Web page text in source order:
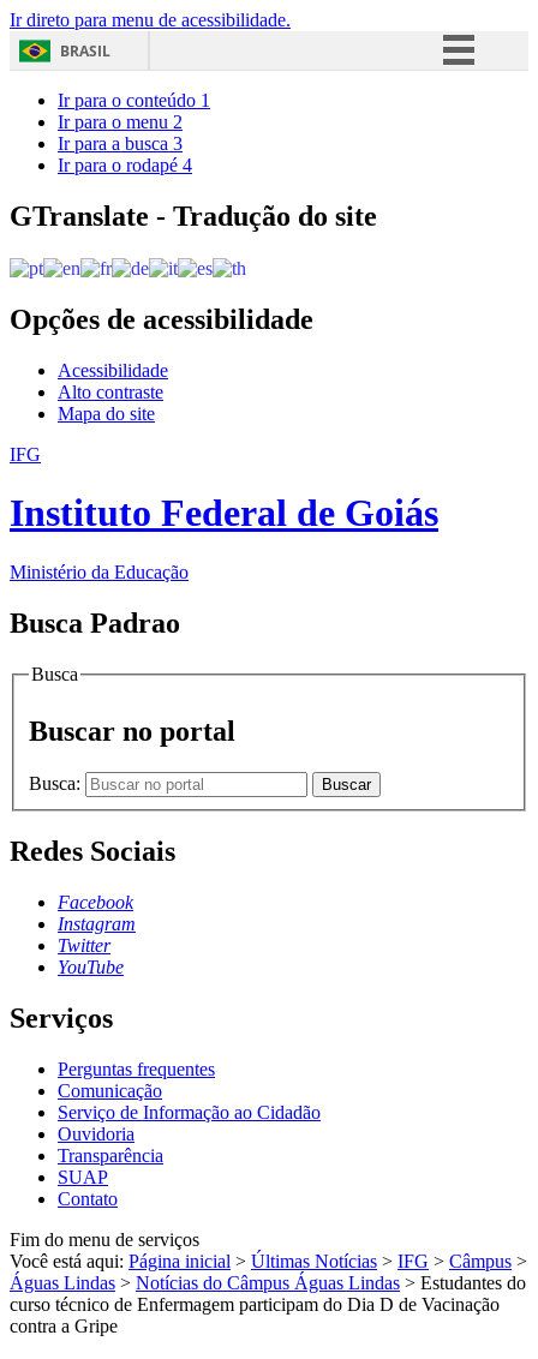
Ir direto para menu de acessibilidade.
BRASIL
Acesso à informação
Ir para o conteúdo 1
Ir para o menu 2
Ir para a busca 3
Ir para o rodapé 4
GTranslate - Tradução do site
Opções de acessibilidade
Acessibilidade
Alto contraste
Mapa do site
IFG
Instituto Federal de Goiás
Ministério da Educação
Busca Padrao
Busca
Buscar no portal
Busca: Buscar
Redes Sociais
Facebook
Instagram
Twitter
YouTube
Serviços
Perguntas frequentes
Comunicação
Serviço de Informação ao Cidadão
Ouvidoria
Transparência
SUAP
Contato
Fim do menu de serviços
Você está aqui: Página inicial > Últimas Notícias > IFG > Câmpus >
Águas Lindas > Notícias do Câmpus Águas Lindas > Estudantes do
curso técnico de Enfermagem participam do Dia D de Vacinação
contra a Gripe